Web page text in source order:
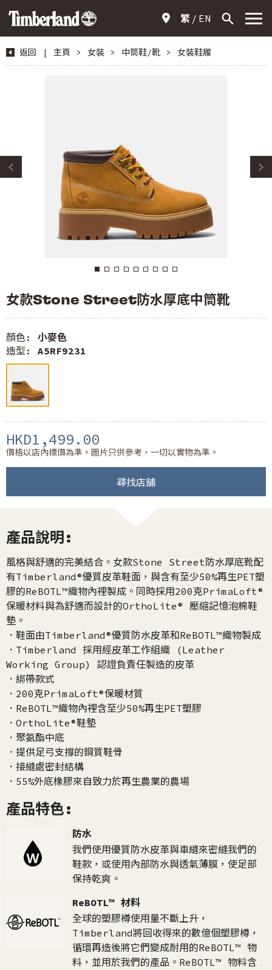
繁 EN
返回 | 主頁 > 女裝 > 中筒鞋/靴 > 女裝鞋履
女款Stone Street防水厚底中筒靴
顏色: 小麥色
造型: A5RF9231
HKD1,499.00
價格以店內標價為準。圖片只供參考，一切以實物為準。
尋找店舖
產品說明:
風格與舒適的完美結合。女款Stone Street防水厚底靴配
有Timberland®優質皮革鞋面，與含有至少50%再生PET塑
膠的ReBOTL™織物內裡製成。同時採用200克PrimaLoft®
保暖材料與為舒適而設計的OrthoLite® 壓縮記憶泡棉鞋
墊。
．鞋面由Timberland®優質防水皮革和ReBOTL™織物製成
．Timberland 採用經皮革工作組織 (Leather
Working Group) 認證負責任製造的皮革
．綁帶款式
．200克PrimaLoft®保暖材質
．ReBOTL™織物內裡含至少50%再生PET塑膠
．OrthoLite®鞋墊
．聚氨酯中底
．提供足弓支撐的鋼質鞋骨
．接縫處密封結構
．55%外底橡膠來自致力於再生農業的農場
產品特色:
防水
我們使用優質防水皮革與車縫來密縫我們的
鞋款，或使用內部防水與透氣薄膜，使足部
保持乾爽。
ReBOTL™ 材料
全球的塑膠樽使用量不斷上升，
Timberland將回收得來的數億個塑膠樽，
循環再造後將它們變成耐用的ReBOTL™ 物
料，並用於我們的產品。ReBOTL™ 物料含